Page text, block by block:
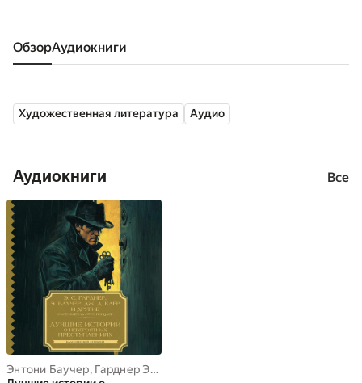
Обзор аудиокниги
Художественная литература Аудио
Аудиокниги Все
Энтони Баучер, Гарднер Эрл Стенли